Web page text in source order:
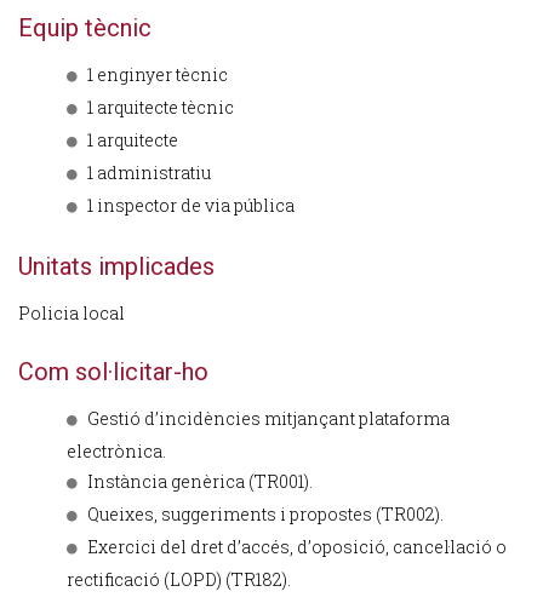
Equip tècnic
1 enginyer tècnic
1 arquitecte tècnic
1 arquitecte
1 administratiu
1 inspector de via pública
Unitats implicades
Policia local
Com sol·licitar-ho
Gestió d’incidències mitjançant plataforma
electrònica.
Instància genèrica (TR001).
Queixes, suggeriments i propostes (TR002).
Exercici del dret d’accés, d’oposició, cancel·lació o
rectificació (LOPD) (TR182).